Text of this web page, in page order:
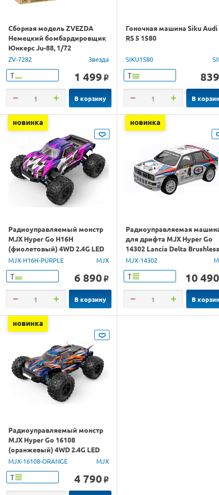
Сборная модель ZVEZDA
Немецкий бомбардировщик
Юнкерс Ju-88, 1/72
ZV-7282 Звезда
Т 1 499 o
В корзину
Гоночная машина Siku Audi
RS 5 1580
SIKU1580
Т 839
В
новинка
Радиоуправляемый монстр
MJX Hyper Go H16H
(фиолетовый) 4WD 2.4G LED
GPS 1/16 RTR
MJX-H16H-PURPLE MJX
Т 6 890 o
В корзину
новинка
Радиоуправляемая
для дрифта MJX Hyper Go
14302 Lancia Delta Brushless
4WD 2.4G LED 1/14 RTR
MJX-14302
Т 10 490
В
новинка
Радиоуправляемый монстр
MJX Hyper Go 16108
(оранжевый) 4WD 2.4G LED
1/16 RTR
MJX-16108-ORANGE MJX
Т 4 790 o